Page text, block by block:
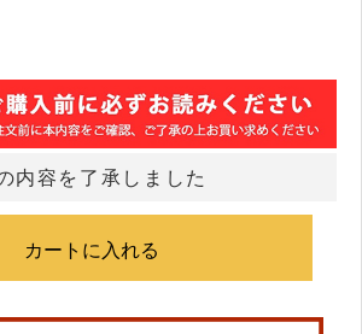
内容を了承しました